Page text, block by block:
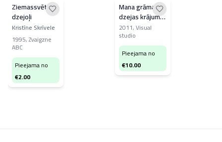
Ziemassvētku
dzejoļi
Kristīne Skrīvele
1995,Zvaigzne
ABC
Pieejama no
€2.00
Mana grāmata
dzejas krājums
5. sējums
2011,Visual
studio
Pieejama no
€10.00